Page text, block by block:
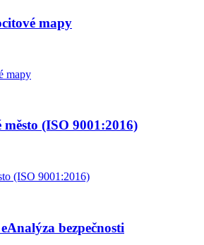
mapy
mapy
město (ISO 9001:2016)
(ISO 9001:2016)
bezpečnosti